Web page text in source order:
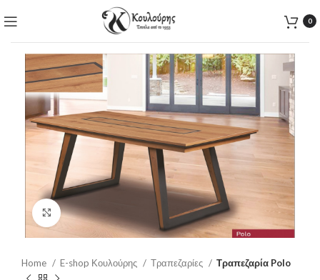
0
Click to enlarge
Home E-shop Κουλούρης Τραπεζαρίες Τραπεζαρία Polo